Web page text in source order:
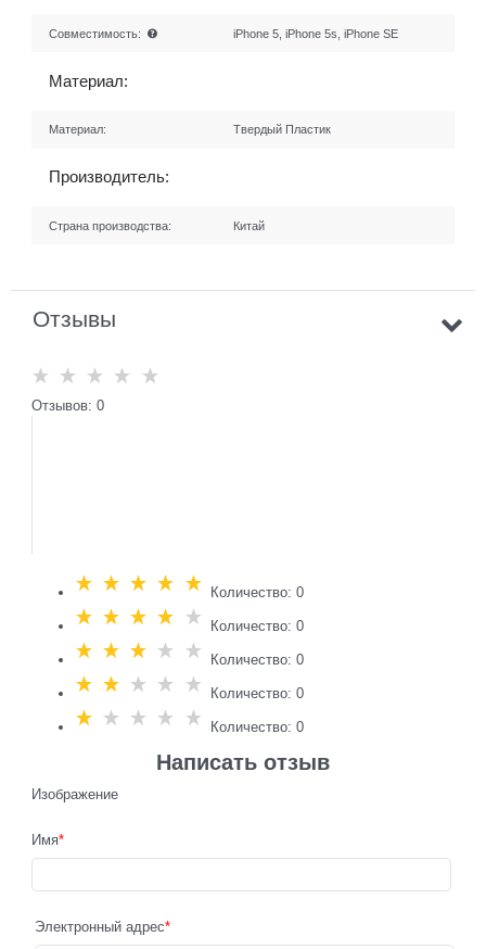
Совместимость: iPhone 5, iPhone 5s, iPhone SE
Материал:
Материал: Твердый Пластик
Производитель:
Страна производства: Китай
Отзывы
Отзывов: 0
Количество: 0
Количество: 0
Количество: 0
Количество: 0
Количество: 0
Написать отзыв
Изображение
Имя
Электронный адрес